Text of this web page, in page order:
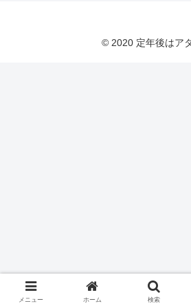
© 2020 定年後はア
メニュー ホーム 検索